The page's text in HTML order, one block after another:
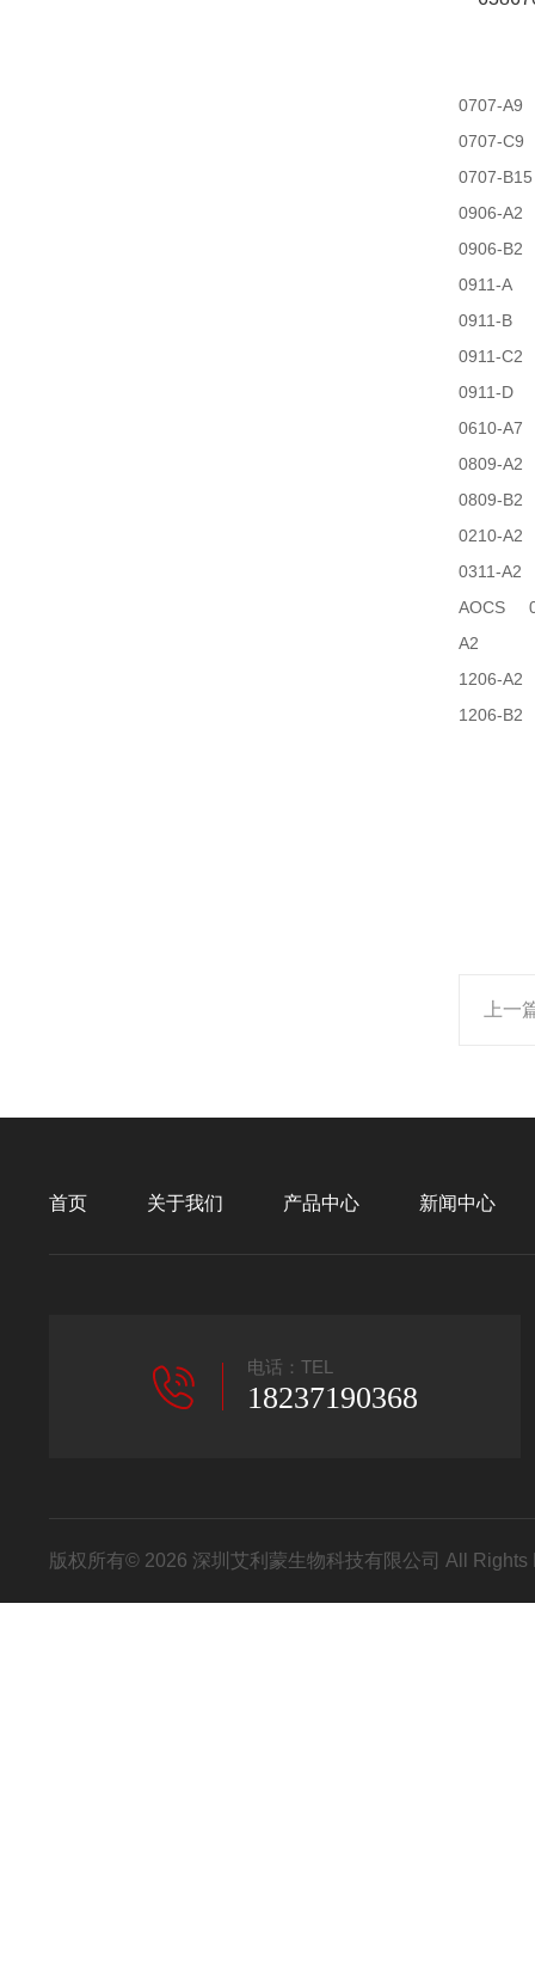
0707-A9
0707-C9
0707-B15
0906-A2
0906-B2
0911-A
0911-B
0911-C2
0911-D
0610-A7
0809-A2
0809-B2
0210-A2
0311-A2
AOCS
A2
1206-A2
1206-B2
上一
首页 关于我们 产品中心 新闻中心
电话：TEL
18237190368
版权所有© 2026 深圳艾利蒙生物科技有限公司 All